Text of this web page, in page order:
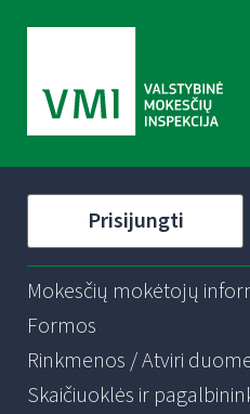
Prisijungti
Mokesčių mokėtojų
Formos
Rinkmenos / Atviri
Skaičiuoklės ir